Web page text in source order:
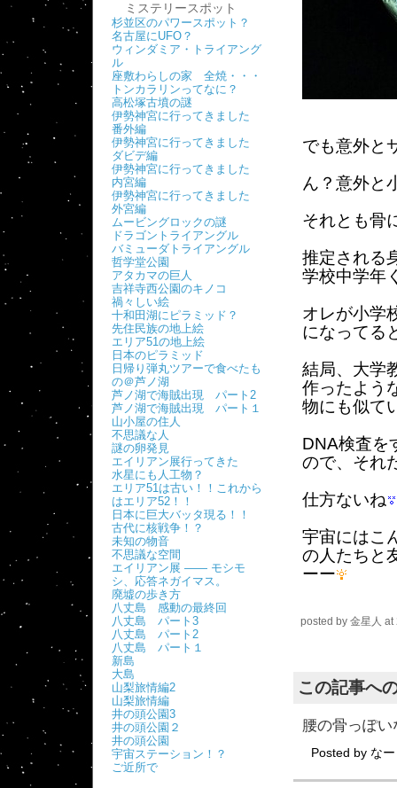
ミステリースポット
杉並区のパワースポット？
名古屋にUFO？
ウィンダミア・トライアング
ル
座敷わらしの家 全焼・・・
トンカラリンってなに？
高松塚古墳の謎
伊勢神宮に行ってきました
番外編
伊勢神宮に行ってきました
ダビデ編
伊勢神宮に行ってきました
内宮編
伊勢神宮に行ってきました
外宮編
ムービングロックの謎
ドラゴントライアングル
バミューダトライアングル
哲学堂公園
アタカマの巨人
吉祥寺西公園のキノコ
禍々しい絵
十和田湖にピラミッド？
先住民族の地上絵
エリア51の地上絵
日本のピラミッド
日帰り弾丸ツアーで食べたも
の＠芦ノ湖
芦ノ湖で海賊出現 パート2
芦ノ湖で海賊出現 パート１
山小屋の住人
不思議な人
謎の卵発見
エイリアン展行ってきた
水星にも人工物？
エリア51は古い！！これから
はエリア52！！
日本に巨大バッタ現る！！
古代に核戦争！？
未知の物音
不思議な空間
エイリアン展 ―― モシモ
シ、応答ネガイマス。
廃墟の歩き方
八丈島 感動の最終回
八丈島 パート3
八丈島 パート2
八丈島 パート１
新島
大島
山梨旅情編2
山梨旅情編
井の頭公園3
井の頭公園２
井の頭公園
宇宙ステーション！？
ご近所で
でも意外と
ん？意外と
それとも骨
推定される
学校中学年
オレが小学
になってる
結局、大学
作ったよう
物にも似て
DNA検査を
ので、それ
仕方ないね
宇宙にはこ
の人たちと
ーー
posted by 金星人 at
この記事へ
腰の骨っぽい
Posted by なー